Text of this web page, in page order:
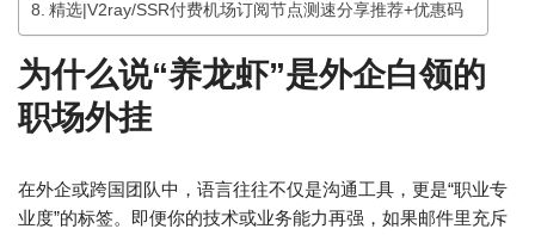
精选|V2ray/SSR付费机场订阅节点测速分享推荐+优惠码
为什么说“养龙虾”是外企白领的
职场外挂
在外企或跨国团队中，语言往往不仅是沟通工具，更是“职业专
业度”的标签。即便你的技术或业务能力再强，如果邮件里充斥